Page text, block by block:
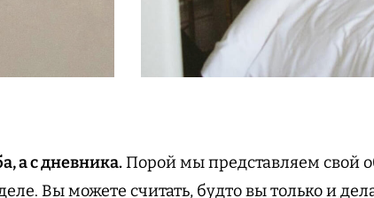
а с дневника.Порой мы представляем свой
Вы можете считать, будто вы только и